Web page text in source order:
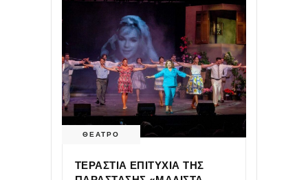
ΘΕΑΤΡΟ
ΤΕΡΑΣΤΙΑ ΕΠΙΤΥΧΙΑ ΤΗΣ